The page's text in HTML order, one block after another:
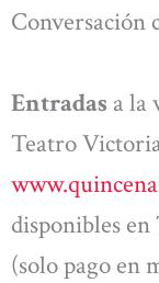
Conversación
Entradas a la
Teatro
disponibles en
(solo pago en